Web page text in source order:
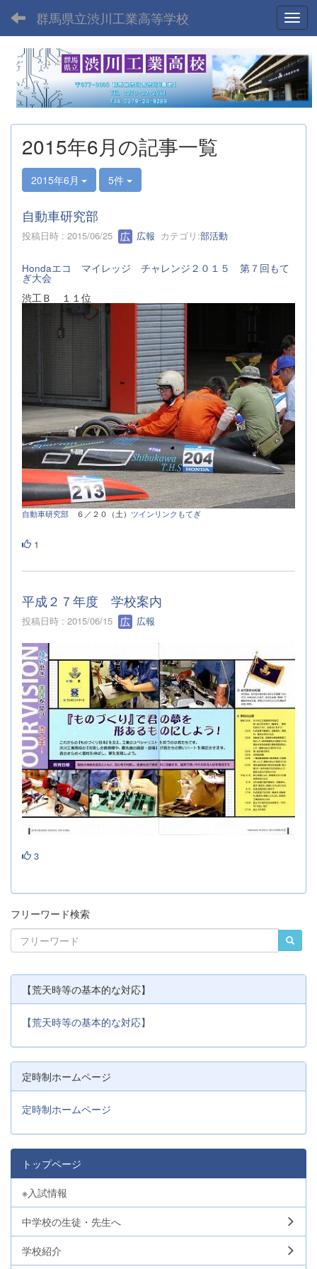
群馬県立渋川工業高等学校
2015年6月の記事一覧
2015年6月 5件
自動車研究部
投稿日時 : 2015/06/25 広報 カテゴリ:部活動
Hondaエコ マイレッジ チャレンジ２０１５ 第７回もて
ぎ大会
渋工Ｂ １１位
自動車研究部 ６／２０（土） ツインリンクもてぎ
1
平成２７年度 学校案内
投稿日時 : 2015/06/15 広報
3
フリーワード検索
【荒天時等の基本的な対応】
【荒天時等の基本的な対応】
定時制ホームページ
定時制ホームページ
トップページ
※入試情報
中学校の生徒・先生へ
学校紹介